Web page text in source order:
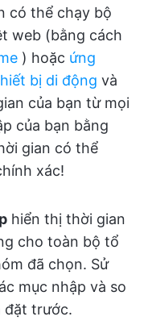
có thể chạy bộ
web (bằng cách
) hoặc ứng
bị di động và
của bạn từ mọi
của bạn bằng
gian có thể
xác!
hiển thị thời gian
cho toàn bộ tổ
đã chọn. Sử
mục nhập và so
đặt trước.